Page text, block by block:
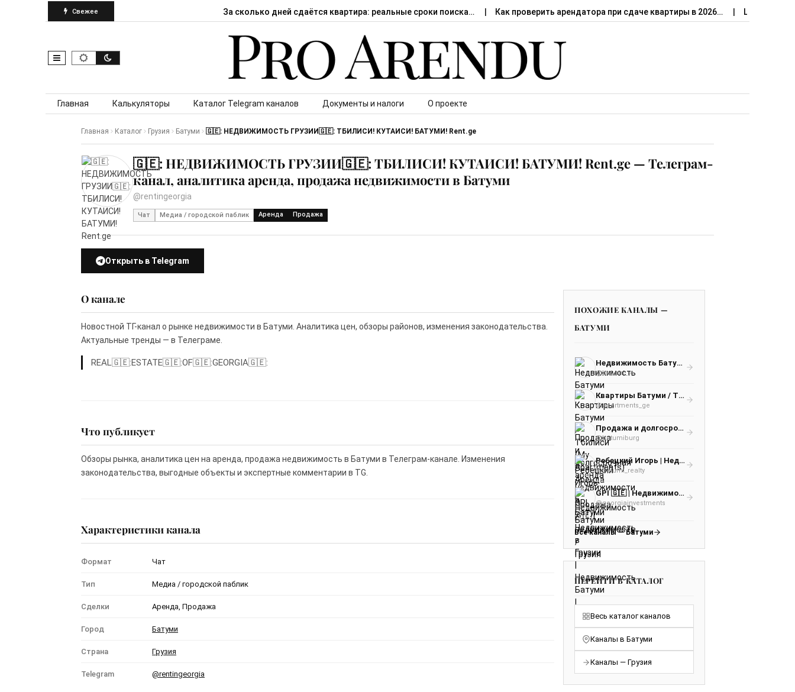
Свежее За сколько дней сдаётся квартира: реальные сроки поиска… Как проверить арендатора при сдаче квартиры в 2026… Штраф за
Skip to content
Главная Калькуляторы Каталог Telegram каналов Документы и налоги О проекте
Главная Каталог Грузия Батуми 🇬🇪: НЕДВИЖИМОСТЬ ГРУЗИИ🇬🇪: ТБИЛИСИ! КУТАИСИ! БАТУМИ! Rent.ge
🇬🇪: НЕДВИЖИМОСТЬ ГРУЗИИ🇬🇪: ТБИЛИСИ! КУТАИСИ! БАТУМИ! Rent.ge — Телеграм-
канал, аналитика аренда, продажа недвижимости в Батуми
@rentingeorgia
Чат Медиа / городской паблик Аренда Продажа
Открыть в Telegram
О канале
Новостной ТГ-канал о рынке недвижимости в Батуми. Аналитика цен, обзоры районов, изменения законодательства.
Актуальные тренды — в Телеграме.
REAL🇬🇪:ESTATE🇬🇪:OF🇬🇪:GEORGIA🇬🇪:
Что публикует
Обзоры рынка, аналитика цен на аренда, продажа недвижимость в Батуми в Телеграм-канале. Изменения
законодательства, выгодные объекты и экспертные комментарии в TG.
Характеристики канала
Формат Чат
Тип Медиа / городской паблик
Сделки Аренда, Продажа
Город Батуми
Страна Грузия
Telegram @rentingeorgia
ПОХОЖИЕ КАНАЛЫ —
БАТУМИ
Недвижимость Батуми
@batumi_re
Квартиры Батуми / Тбилиси (My Apartments) Аренда / Продажа / недвижимость / Грузия
@apartments_ge
Продажа и долгосрочная аренда недвижимости в Батуми
@batumiburg
Ребецкий Игорь | Недвижимость Батуми
@batumi_realty
GPI 🇬🇪 | Недвижимость в Грузии | Недвижимость Батуми | Недвижимость Тбилиси
@georgiainvestments
Все каналы — Батуми
ПЕРЕЙТИ В КАТАЛОГ
Весь каталог каналов
Каналы в Батуми
Каналы — Грузия